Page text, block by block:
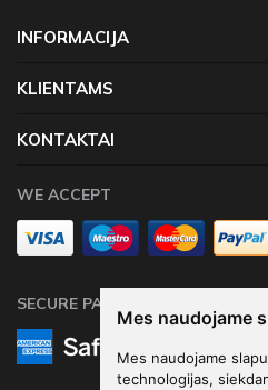
Mes naudojame
Mes naudojame
technologijas,
INFORMACIJA
KLIENTAMS
KONTAKTAI
WE ACCEPT
SECURE PAYMENTS